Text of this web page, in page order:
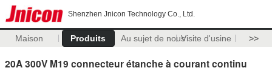
Shenzhen Jnicon Technology Co., Ltd.
Maison Produits Au sujet de nousVisite d'usine >>
20A 300V M19 connecteur étanche à courant continu